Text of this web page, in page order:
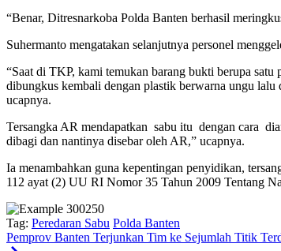
“Benar, Ditresnarkoba Polda Banten berhasil
Suhermanto mengatakan selanjutnya personel
“Saat di TKP, kami temukan barang bukti berupa
dibungkus kembali dengan plastik berwarna ungu
ucapnya.
Tersangka AR mendapatkan sabu itu dengan cara
dibagi dan nantinya disebar oleh AR,” ucapnya.
Ia menambahkan guna kepentingan penyidikan,
112 ayat (2) UU RI Nomor 35 Tahun 2009 Tentang
Tag: Peredaran Sabu Polda Banten
Pemprov Banten Terjunkan Tim ke Sejumlah Titik